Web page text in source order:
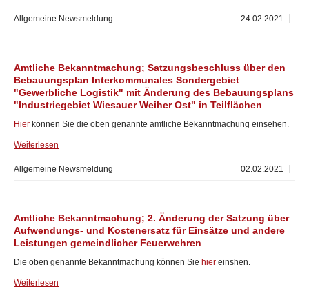
24.02.2021
Allgemeine Newsmeldung
Amtliche Bekanntmachung; Satzungsbeschluss über den
Bebauungsplan Interkommunales Sondergebiet
"Gewerbliche Logistik" mit Änderung des Bebauungsplans
"Industriegebiet Wiesauer Weiher Ost" in Teilflächen
Hier können Sie die oben genannte amtliche Bekanntmachung einsehen.
Weiterlesen
02.02.2021
Allgemeine Newsmeldung
Amtliche Bekanntmachung; 2. Änderung der Satzung über
Aufwendungs- und Kostenersatz für Einsätze und andere
Leistungen gemeindlicher Feuerwehren
Die oben genannte Bekanntmachung können Sie hier einshen.
Weiterlesen